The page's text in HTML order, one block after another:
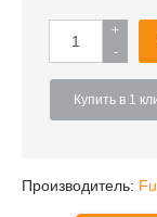
+
-
Купить в 1
Производитель: